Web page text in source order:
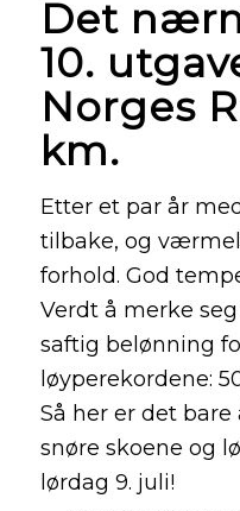
Det
10.
Norges
km.
Etter et par år
tilbake, og
forhold. God
Verdt å merke
saftig belønning
løyperekordene:
Så her er det
snøre skoene og
lørdag 9. juli!